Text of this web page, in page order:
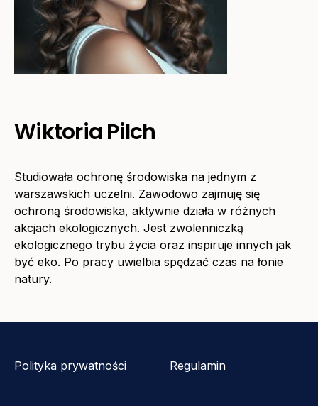
Wiktoria Pilch
Studiowała ochronę środowiska na jednym z
warszawskich uczelni. Zawodowo zajmuję się
ochroną środowiska, aktywnie działa w różnych
akcjach ekologicznych. Jest zwolenniczką
ekologicznego trybu życia oraz inspiruje innych jak
być eko. Po pracy uwielbia spędzać czas na łonie
natury.
Polityka prywatności Regulamin